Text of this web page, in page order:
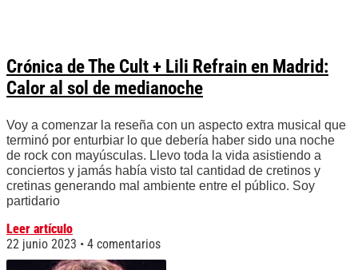
Crónica de The Cult + Lili Refrain en Madrid:
Calor al sol de medianoche
Voy a comenzar la reseña con un aspecto extra musical que
terminó por enturbiar lo que debería haber sido una noche
de rock con mayúsculas. Llevo toda la vida asistiendo a
conciertos y jamás había visto tal cantidad de cretinos y
cretinas generando mal ambiente entre el público. Soy
partidario
Leer artículo
22 junio 2023
4 comentarios